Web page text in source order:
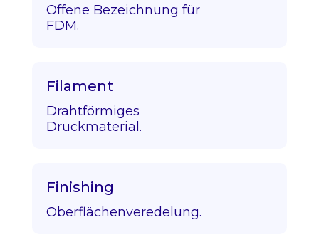
Offene Bezeichnung für
FDM.
Filament
Drahtförmiges
Druckmaterial.
Finishing
Oberflächenveredelung.